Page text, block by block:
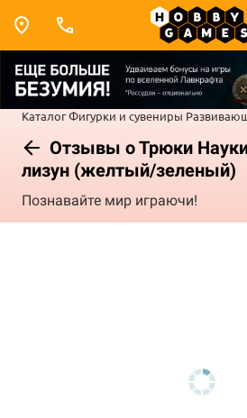
КаталогФигурки и сувениры
Отзывы о Трюки
лизун (желтый/зеленый)
Познавайте мир играючи!